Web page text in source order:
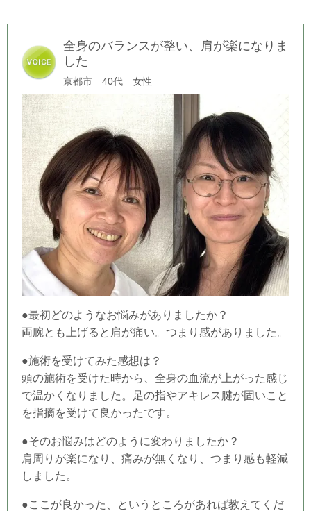
全身のバランスが整い、肩が楽になりま
した
京都市 40代 女性
●最初どのようなお悩みがありましたか？
両腕とも上げると肩が痛い。つまり感がありました。
●施術を受けてみた感想は？
頭の施術を受けた時から、全身の血流が上がった感じ
で温かくなりました。足の指やアキレス腱が固いこと
を指摘を受けて良かったです。
●そのお悩みはどのように変わりましたか？
肩周りが楽になり、痛みが無くなり、つまり感も軽減
しました。
●ここが良かった、というところがあれば教えてくだ